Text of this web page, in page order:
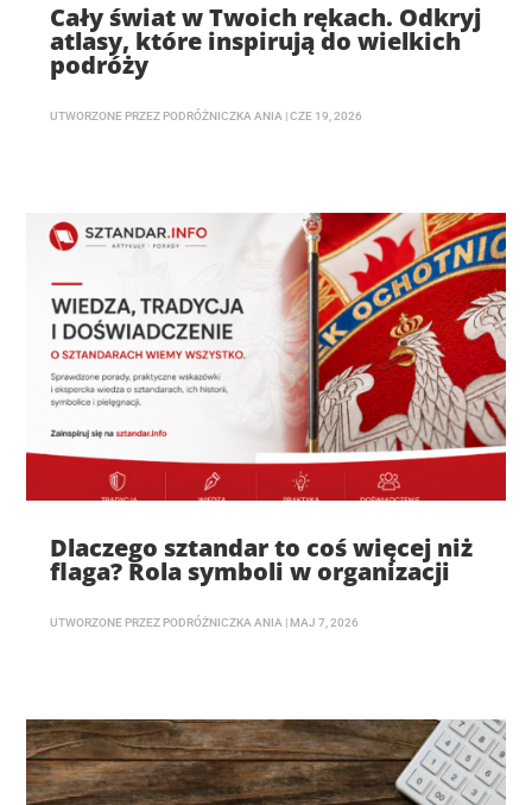
Cały świat w Twoich rękach. Odkryj
atlasy, które inspirują do wielkich
podróży
UTWORZONE PRZEZ PODRÓŻNICZKA ANIA |CZE 19, 2026
Dlaczego sztandar to coś więcej niż
flaga? Rola symboli w organizacji
UTWORZONE PRZEZ PODRÓŻNICZKA ANIA | MAJ 7, 2026